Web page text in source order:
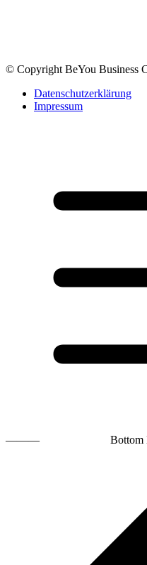
© Copyright BeYou Business
Datenschutzerklärung
Impressum
——— Bottom